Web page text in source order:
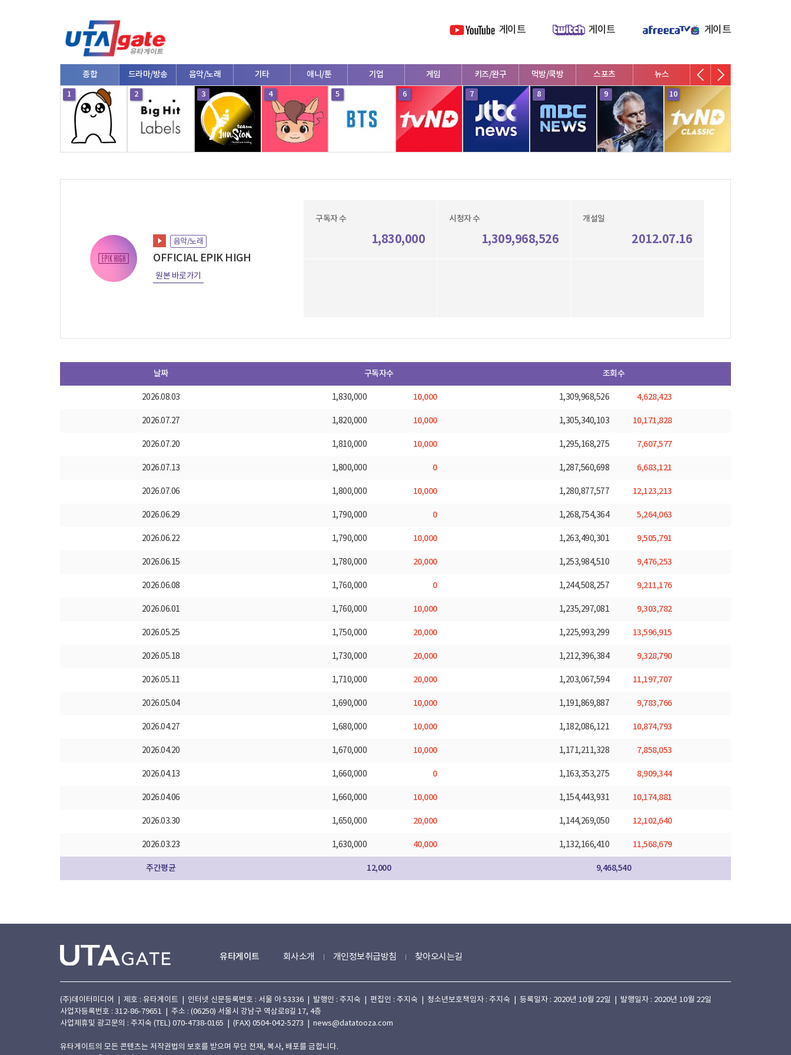
게이트 게이트 게이트
종합 드라마/방송 음악/노래 기타 애니/툰 기업 게임 키즈/완구 먹방/쿡방 스포츠 뉴스 V로그/소통
1 2 3 4 5 6 7 8 9 10
음악/노래
OFFICIAL EPIK HIGH
원본 바로가기
구독자 수
1,830,000
시청자 수
1,309,968,526
개설일
2012.07.16
날짜 구독자수 조회수
2026.08.03 1,830,000 10,000 1,309,968,526 4,628,423
2026.07.27 1,820,000 10,000 1,305,340,103 10,171,828
2026.07.20 1,810,000 10,000 1,295,168,275 7,607,577
2026.07.13 1,800,000 0 1,287,560,698 6,683,121
2026.07.06 1,800,000 10,000 1,280,877,577 12,123,213
2026.06.29 1,790,000 0 1,268,754,364 5,264,063
2026.06.22 1,790,000 10,000 1,263,490,301 9,505,791
2026.06.15 1,780,000 20,000 1,253,984,510 9,476,253
2026.06.08 1,760,000 0 1,244,508,257 9,211,176
2026.06.01 1,760,000 10,000 1,235,297,081 9,303,782
2026.05.25 1,750,000 20,000 1,225,993,299 13,596,915
2026.05.18 1,730,000 20,000 1,212,396,384 9,328,790
2026.05.11 1,710,000 20,000 1,203,067,594 11,197,707
2026.05.04 1,690,000 10,000 1,191,869,887 9,783,766
2026.04.27 1,680,000 10,000 1,182,086,121 10,874,793
2026.04.20 1,670,000 10,000 1,171,211,328 7,858,053
2026.04.13 1,660,000 0 1,163,353,275 8,909,344
2026.04.06 1,660,000 10,000 1,154,443,931 10,174,881
2026.03.30 1,650,000 20,000 1,144,269,050 12,102,640
2026.03.23 1,630,000 40,000 1,132,166,410 11,568,679
주간평균 12,000 9,468,540
유타게이트 회사소개 개인정보취급방침 찾아오시는길
(주)데이터미디어 | 제호 : 유타게이트 | 인터넷 신문등록번호 : 서울 아 53336 | 발행인 : 주지숙 | 편집인 : 주지숙 | 청소년보호책임자 : 주지숙 | 등록일자 : 2020년 10월 22일 | 발행일자 : 2020년 10월 22일
사업자등록번호 : 312-86-79651 | 주소 : (06250) 서울시 강남구 역삼로8길 17, 4층
사업제휴및 광고문의 : 주지숙 (TEL) 070-4738-0165 | (FAX) 0504-042-5273 | news@datatooza.com
유타게이트의 모든 콘텐츠는 저작권법의 보호를 받으며 무단 전재, 복사, 배포를 금합니다.